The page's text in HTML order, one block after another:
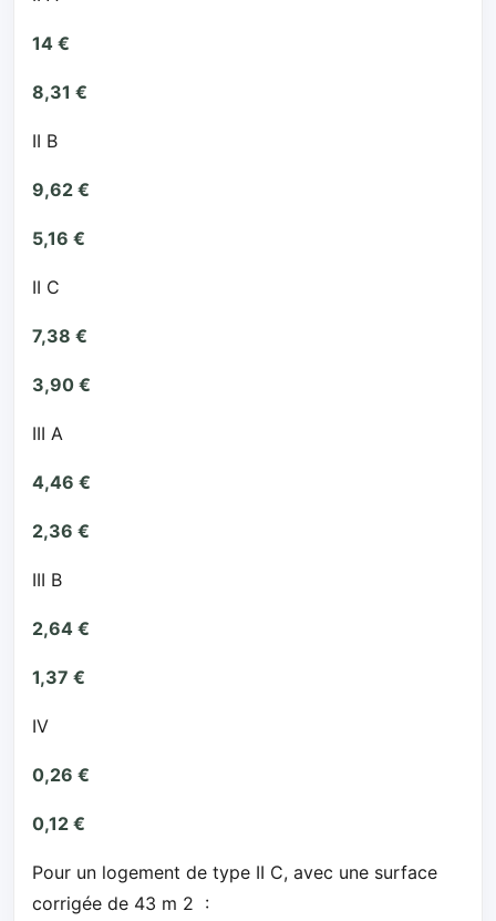
14 €
8,31 €
II B
9,62 €
5,16 €
II C
7,38 €
3,90 €
III A
4,46 €
2,36 €
III B
2,64 €
1,37 €
IV
0,26 €
0,12 €
Pour un logement de type II C, avec une surface
corrigée de 43 m 2 :